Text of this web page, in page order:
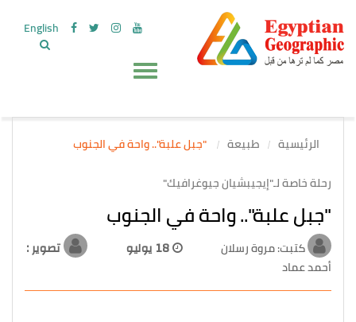
English
الرئيسية طبيعة
"جبل علبة".. واحة في الجنوب
رحلة خاصة لـ"إيجيبشيان جيوغرافيك"
"جبل علبة".. واحة في الجنوب
كتبت: مروة رسلان تصوير :
أحمد عماد